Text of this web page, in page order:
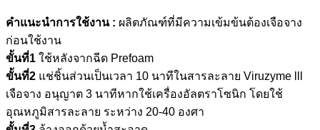
คำแนะนำการใช้งาน : ผลิตภัณฑ์ที่มีความเข้มข้นต้องเจือจาง
ก่อนใช้งาน
ขั้นที่1 ใช้หลังจากฉีด Prefoam
ขั้นที่2 แช่ชิ้นส่วนเป็นเวลา 10 นาทีในสารละลาย Viruzyme lll
เจือจาง อนุญาต 3 นาทีหากใช้เครื่องอัลตราโซนิก โดยใช้
อุณหภูมิสารละลาย ระหว่าง 20-40 องศา